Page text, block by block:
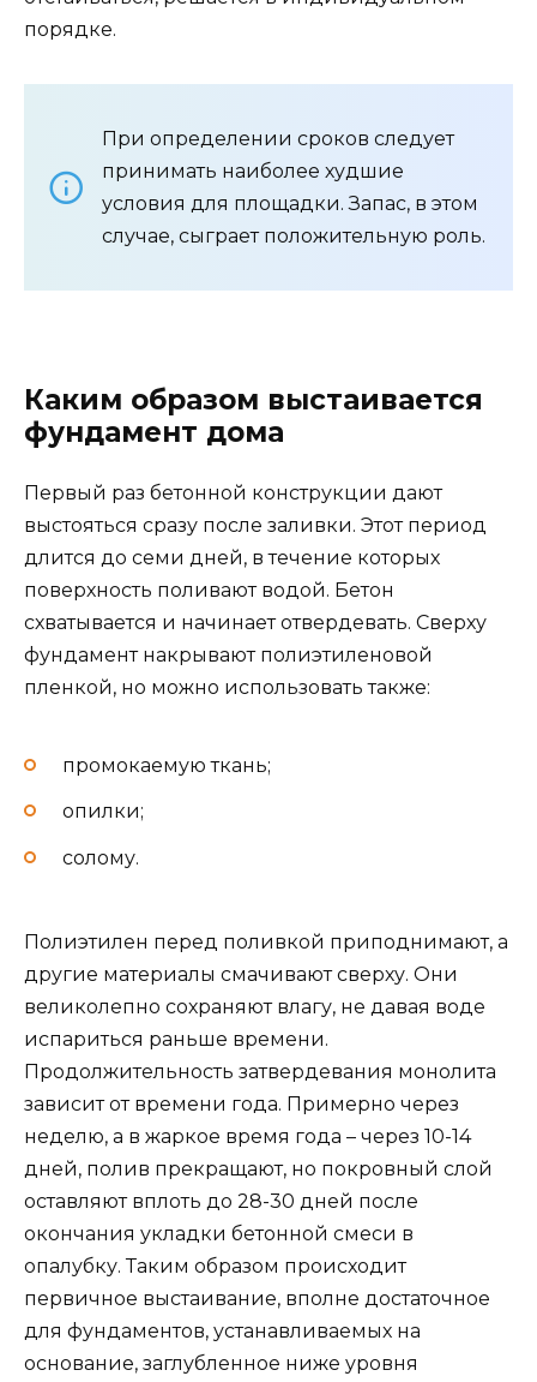
порядке.
При определении сроков следует
принимать наиболее худшие
условия для площадки. Запас, в этом
случае, сыграет положительную роль.
Каким образом выстаивается
фундамент дома
Первый раз бетонной конструкции дают
выстояться сразу после заливки. Этот период
длится до семи дней, в течение которых
поверхность поливают водой. Бетон
схватывается и начинает отвердевать. Сверху
фундамент накрывают полиэтиленовой
пленкой, но можно использовать также:
промокаемую ткань;
опилки;
солому.
Полиэтилен перед поливкой приподнимают, а
другие материалы смачивают сверху. Они
великолепно сохраняют влагу, не давая воде
испариться раньше времени.
Продолжительность затвердевания монолита
зависит от времени года. Примерно через
неделю, а в жаркое время года – через 10-14
дней, полив прекращают, но покровный слой
оставляют вплоть до 28-30 дней после
окончания укладки бетонной смеси в
опалубку. Таким образом происходит
первичное выстаивание, вполне достаточное
для фундаментов, устанавливаемых на
основание, заглубленное ниже уровня